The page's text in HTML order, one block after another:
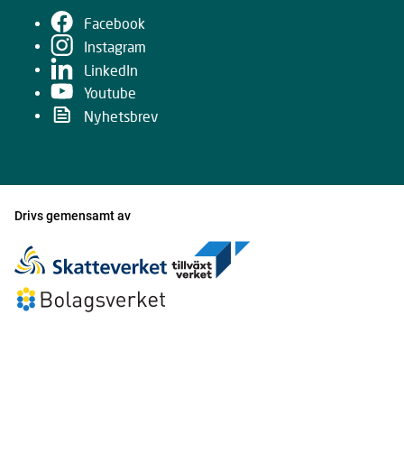
Facebook
Instagram
LinkedIn
Youtube
Nyhetsbrev
Drivs gemensamt av